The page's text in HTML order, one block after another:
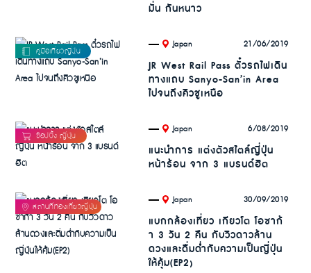
มั่น กันหนาว
. Japan 21/06/2019
JR West Rail Pass ตั๋วรถไฟเดิน
ทางแถบ Sanyo-San’in Area
ไปจนถึงคิวชูเหนือ
. Japan 6/08/2019
แนะนำการ แต่งตัวสไตล์ญี่ปุ่น
หน้าร้อน จาก 3 แบรนด์ฮิต
. Japan 30/09/2019
แบกกล้องเที่ยว เกียวโต โอซาก้
า 3 วัน 2 คืน กับวิวดาวล้าน
ดวงและดื่มด่ำกับความเป็นญี่ปุ่น
ให้คุ้ม(EP2)